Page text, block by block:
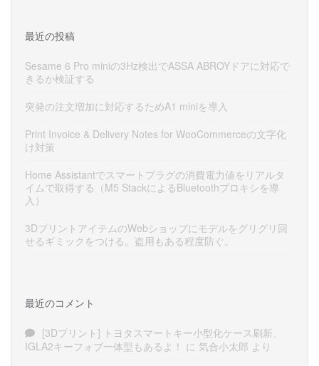
最近の投稿
Sesame 6 Pro miniの3Hz検出でASSA ABROYドアに対応で
きるか検証する
突発の注文増加に対応するためA1 miniを導入
Print Invoice & Delivery Notes for WooCommerceの文字化
け対策
Home Assistantでスマートプラグの消費電力値をリアルタ
イムで取得する（M5 StackによるBluetoothプロキシを導
入）
3DプリントアイテムのWebショップにモデルをグリグリ回
せるギミックをつける。盗用もある程度防ぐ。
最近のコメント
[3Dプリント] トヨタスマートキー小型化ケース刷新、
IGLA2キーフォブ一体型もあるよ！ に 気合小太郎 より